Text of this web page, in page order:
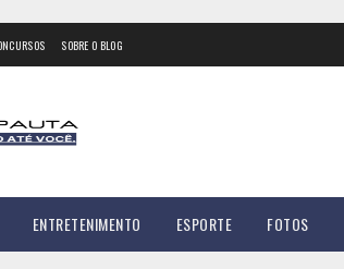
SOBRE O BLOG
ENTRETENIMENTO ESPORTE FOTOS